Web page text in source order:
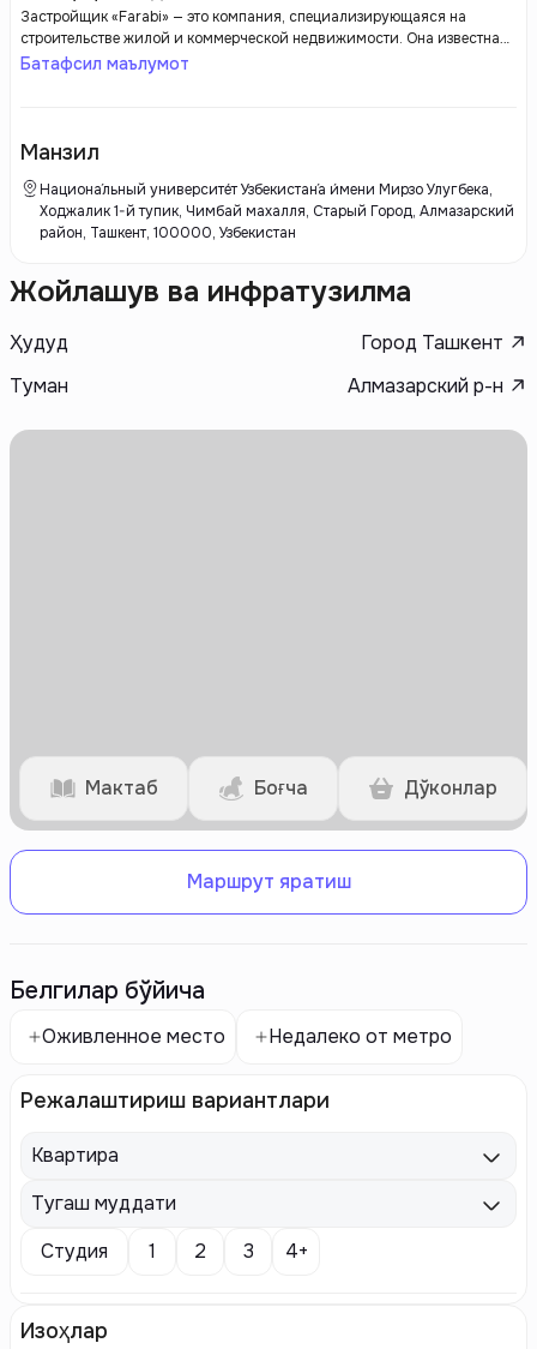
Застройщик «Farabi» — это компания, специализирующаяся на
строительстве жилой и коммерческой недвижимости. Она известна
своим подходом к качеству и современным архитектурным
внимание инфраструктуре, создавая благоприятные условия для
аспектах своих проектов.
Батафсил маълумот
Манзил
Национа́льный университе́т Узбекистан́а и́мени Мирзо Улугбека,
Ходжалик 1-й тупик, Чимбай махалля, Старый Город, Алмазарский
район, Ташкент, 100000, Узбекистан
Жойлашув ва инфратузилма
Ҳудуд
Город Ташкент
Туман
Алмазарский р-н
Мактаб Боғча Дўконлар
Маршрут яратиш
Белгилар бўйича
Оживленное место Недалеко от метро
Режалаштириш вариантлари
Квартира
Тугаш муддати
Студия
1 2 3 4+
Изоҳлар